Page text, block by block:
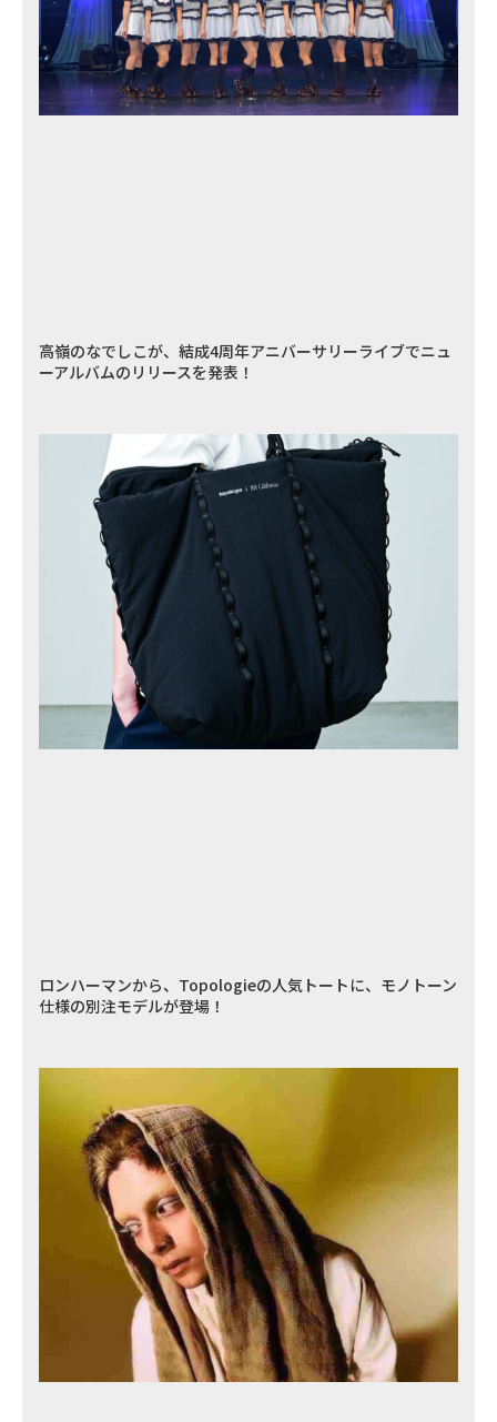
高嶺のなでしこが、結成4周年アニバーサリーライブでニュ
ーアルバムのリリースを発表！
ロンハーマンから、Topologieの人気トートに、モノトーン
仕様の別注モデルが登場！